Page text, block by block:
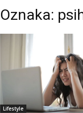
Oznaka:
Lifestyle